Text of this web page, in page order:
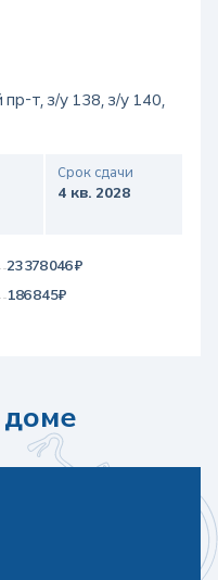
т, з/у 138, з/у 140,
Срок сдачи
4 кв. 2028
23 378 046 ₽
186 845 ₽